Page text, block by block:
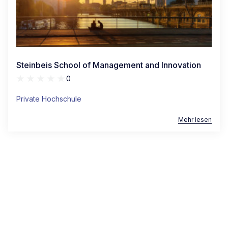
Steinbeis School of Management and Innovation
0
Private Hochschule
Mehr lesen